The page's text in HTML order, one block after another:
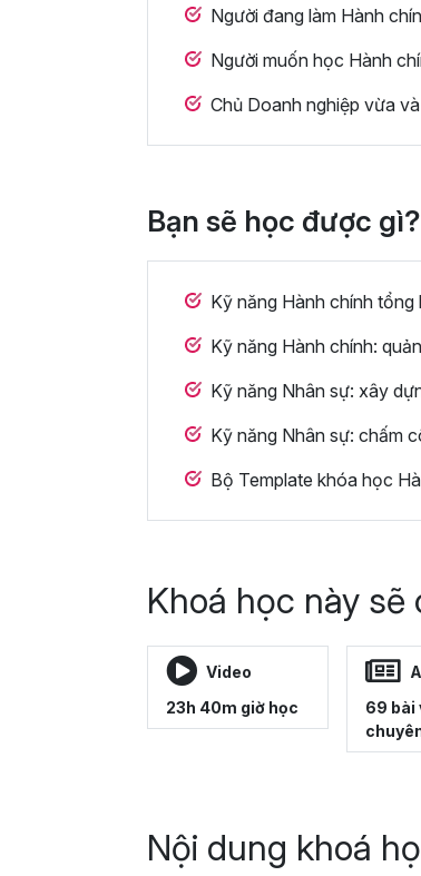
Người đang làm Hành
Người muốn học Hành
Chủ Doanh nghiệp vừa
Bạn sẽ học được gì?
Kỹ năng Hành chính tổng
Kỹ năng Hành chính:
Kỹ năng Nhân sự: xây
Kỹ năng Nhân sự: chấm
Bộ Template khóa học
Khoá học này sẽ
Video
23h 40m giờ học
69 bài
Nội dung khoá